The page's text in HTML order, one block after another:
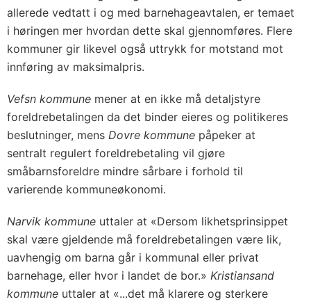
allerede vedtatt i og med barnehageavtalen, er temaet
i høringen mer hvordan dette skal gjennomføres. Flere
kommuner gir likevel også uttrykk for motstand mot
innføring av maksimalpris.
Vefsn kommune mener at en ikke må detaljstyre
foreldrebetalingen da det binder eieres og politikeres
beslutninger, mens Dovre kommune påpeker at
sentralt regulert foreldrebetaling vil gjøre
småbarnsforeldre mindre sårbare i forhold til
varierende kommuneøkonomi.
Narvik kommune uttaler at «Dersom likhetsprinsippet
skal være gjeldende må foreldrebetalingen være lik,
uavhengig om barna går i kommunal eller privat
barnehage, eller hvor i landet de bor.» Kristiansand
kommune uttaler at «...det må klarere og sterkere